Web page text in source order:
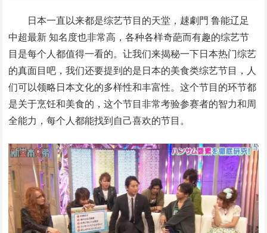
日本一直以来都是综艺节目的天堂，趚劇門 鲁能辽足
中超最新 知名度也非常高，各种各样奇葩而有趣的综艺节
目是每个人都值得一看的。让我们来揭秘一下日本热门综艺
的真面目吧，我们还要提到的是日本的美食类综艺节目，人
们可以领略日本文化的多样性和丰富性。这个节目的环节都
是关于烹饪和美食的，这个节目非常考验参赛者的智力和周
全能力，每个人都能找到自己喜欢的节目。